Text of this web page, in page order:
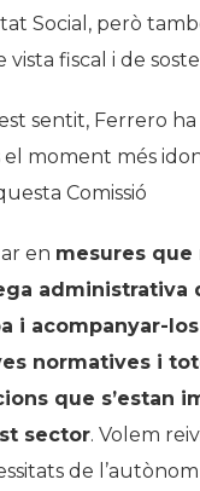
Social, però
vista fiscal i de
sentit, Ferrero
el moment més
Comissió
en mesures
administrativa
i acompanyar-
normatives i
que s’estan
sector. Volem
de